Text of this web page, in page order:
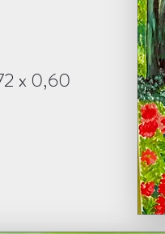
x 0,60